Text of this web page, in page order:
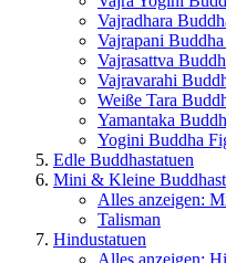
Vajradhara
Vajrapani
Vajrasattva
Vajravarahi
Weiße Tara
Yamantaka
Yogini Buddha
Edle Buddhastatuen
Mini & Kleine
Alles anzeigen:
Talisman
Hindustatuen
Alles anzeigen: